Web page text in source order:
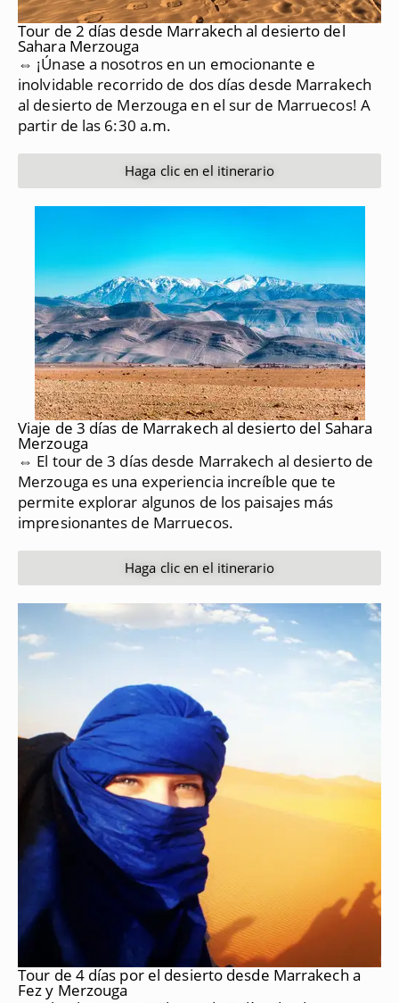
Tour de 2 días desde Marrakech al desierto del
Sahara Merzouga
⇔ ¡Únase a nosotros en un emocionante e
inolvidable recorrido de dos días desde Marrakech
al desierto de Merzouga en el sur de Marruecos! A
partir de las 6:30 a.m.
Haga clic en el itinerario
Viaje de 3 días de Marrakech al desierto del Sahara
Merzouga
⇔ El tour de 3 días desde Marrakech al desierto de
Merzouga es una experiencia increíble que te
permite explorar algunos de los paisajes más
impresionantes de Marruecos.
Haga clic en el itinerario
Tour de 4 días por el desierto desde Marrakech a
Fez y Merzouga